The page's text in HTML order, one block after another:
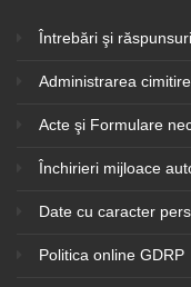
Întrebări şi răspunsuri
Administrarea
Acte şi Formulare
Închirieri mijloace
Date cu caracter
Politica online GDRP